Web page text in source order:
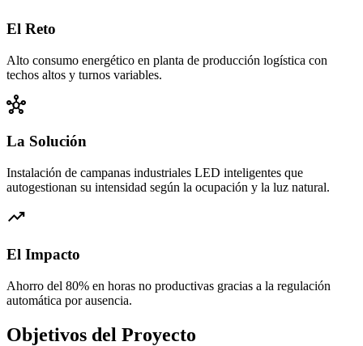
El Reto
Alto consumo energético en planta de producción logística con
techos altos y turnos variables.
hub
La Solución
Instalación de campanas industriales LED inteligentes que
autogestionan su intensidad según la ocupación y la luz natural.
trending_up
El Impacto
Ahorro del 80% en horas no productivas gracias a la regulación
automática por ausencia.
Objetivos del Proyecto